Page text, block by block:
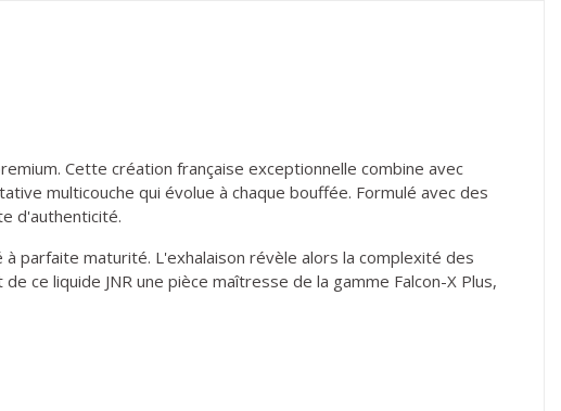
Cette création française exceptionnelle combine avec
multicouche qui évolue à chaque bouffée. Formulé avec des
d'authenticité.
parfaite maturité. L'exhalaison révèle alors la complexité des
liquide JNR une pièce maîtresse de la gamme Falcon-X Plus,